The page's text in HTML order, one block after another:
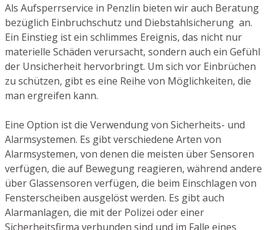
Als Aufsperrservice in Penzlin bieten wir auch Beratung
bezüglich Einbruchschutz und Diebstahlsicherung an.
Ein Einstieg ist ein schlimmes Ereignis, das nicht nur
materielle Schäden verursacht, sondern auch ein Gefühl
der Unsicherheit hervorbringt. Um sich vor Einbrüchen
zu schützen, gibt es eine Reihe von Möglichkeiten, die
man ergreifen kann.
Eine Option ist die Verwendung von Sicherheits- und
Alarmsystemen. Es gibt verschiedene Arten von
Alarmsystemen, von denen die meisten über Sensoren
verfügen, die auf Bewegung reagieren, während andere
über Glassensoren verfügen, die beim Einschlagen von
Fensterscheiben ausgelöst werden. Es gibt auch
Alarmanlagen, die mit der Polizei oder einer
Sicherheitsfirma verbunden sind und im Falle eines